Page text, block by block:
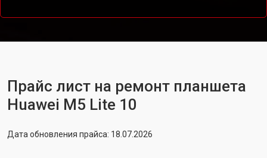
Прайс лист на ремонт планшета
Huawei M5 Lite 10
Дата обновления прайса: 18.07.2026